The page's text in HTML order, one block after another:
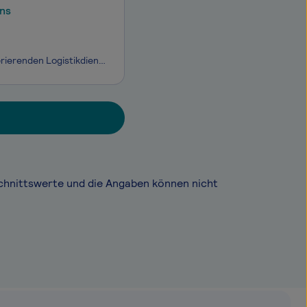
Willkommen bei Rhenus!Die Rhenus Gruppe ist einer der führenden, weltweit operierenden Logistikdienstleister. Entlang der gesamten Supply Chain bieten wir maßgeschneiderte Lösungen für Unternehmen aus den unterschiedlichsten Branchen. Von multimodalen Transporten bis zur perfekten Lagerung, vom reib
und die Angaben können nicht